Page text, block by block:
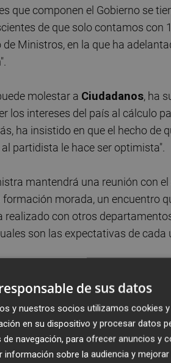
que componen el Gobierno se
de que solo contamos con
Ministros, en la que ha
molestar a Ciudadanos, ha
los intereses del país al cálculo
ha insistido en que el hecho de
partidista le hace ser optimista".
mantendrá una reunión con
morada, un encuentro
realizado con otros
son las expectativas de cada
seguro, que será el propio
de grupos parlamentarios,
ocasiones se negocia de otra
de sus datos
y nuestros socios utilizamos cookies
en su dispositivo y procesar datos
de navegación, para ofrecer anuncios y
información sobre la audiencia y